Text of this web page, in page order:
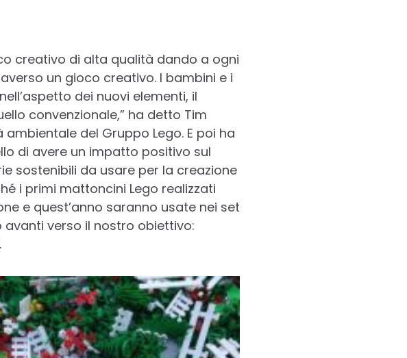
creativo di alta qualità dando a ogni
un gioco creativo. I bambini e i
dei nuovi elementi, il
convenzionale,” ha detto Tim
del Gruppo Lego. E poi ha
di avere un impatto positivo sul
sostenibili da usare per la creazione
i primi mattoncini Lego realizzati
e quest’anno saranno usate nei set
verso il nostro obiettivo: